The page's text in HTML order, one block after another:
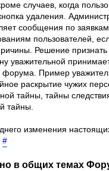
случаев, когда
удаления.
сообщения по
пользователей,
Решение
уважительной
форума. Пример
раскрытие чужих
тайны, тайны
тайны.
изменения
#
в общих темах